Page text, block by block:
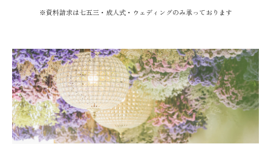
※資料請求は七五三・成人式・ウェディングのみ承っております